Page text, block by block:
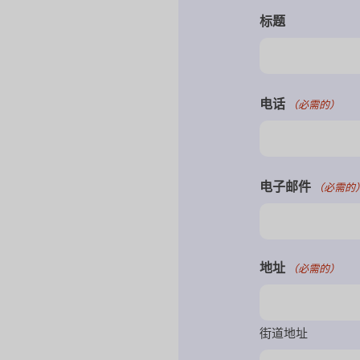
标题
电话 （必需的）
电子邮件 （必需的
地址 （必需的）
街道地址